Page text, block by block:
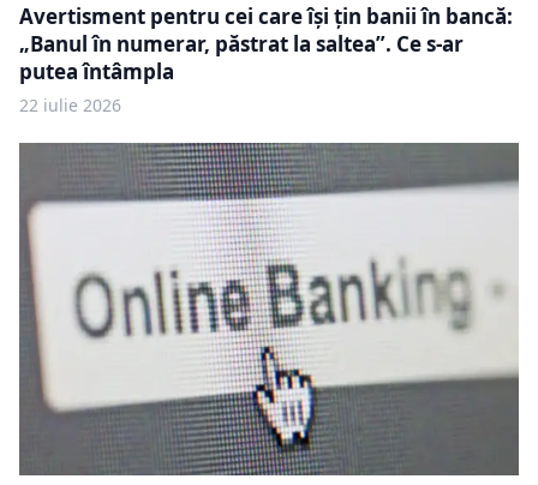
Avertisment pentru cei care își țin banii în bancă:
„Banul în numerar, păstrat la saltea”. Ce s-ar
putea întâmpla
22 iulie 2026